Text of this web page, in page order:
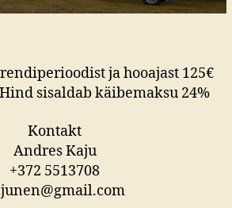
ja hooajast 125€
sisaldab käibemaksu 24%
Kontakt
Andres Kaju
+372 5513708